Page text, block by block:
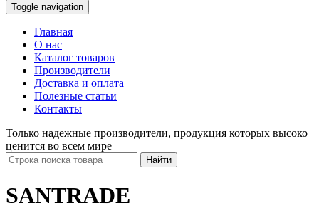
Toggle navigation
Главная
О нас
Каталог товаров
Производители
Доставка и оплата
Полезные статьи
Контакты
Только надежные производители, продукция которых высоко
ценится во всем мире
SANTRADE